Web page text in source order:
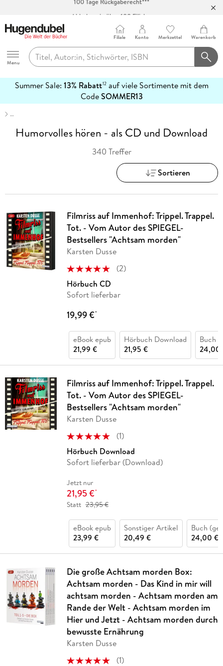
Abholung in über 100 Filialen
Hugendubel
Menu
Filiale Konto Merkzettel Warenkorb
Summer Sale: 13% Rabatt12auf viele Sortimente mit dem
CodeSOMMER13
erfahren
…
Humorvolles hören - als CD und Download
340 Treffer
Sortieren
Filmriss auf Immenhof: Trippel. Trappel.
Tot. - Vom Autor des SPIEGEL-
Bestsellers "Achtsam morden"
Karsten Dusse
(2)
Hörbuch CD
Sofort lieferbar
19,99 €*
eBook epub
21,99 €
Hörbuch Download
21,95 €
Buch
24,00
Filmriss auf Immenhof: Trippel. Trappel.
Tot. - Vom Autor des SPIEGEL-
Bestsellers "Achtsam morden"
Karsten Dusse
(1)
Hörbuch Download
Sofort lieferbar (Download)
Jetzt nur
21,95 €*
Statt 23,95 €
eBook epub
23,99 €
Sonstiger Artikel
20,49 €
Buch
24,00 €
Die große Achtsam morden Box:
Achtsam morden - Das Kind in mir will
achtsam morden - Achtsam morden am
Rande der Welt - Achtsam morden im
Hier und Jetzt - Achtsam morden durch
bewusste Ernährung
Karsten Dusse
(1)